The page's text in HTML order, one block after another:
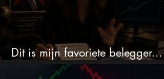
Dit is mijn favoriete belegger…
en het is niet Warren Buffett